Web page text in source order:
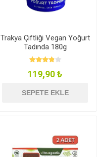
Trakya Çiftliği Vegan Yoğurt
Tadında 180g
119,90 ₺
SEPETE EKLE